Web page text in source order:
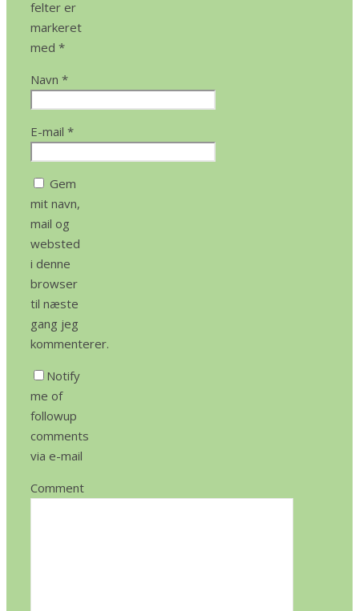
felter er
markeret
med *
Navn *
E-mail *
Gem
mit navn,
mail og
websted
i denne
browser
til næste
gang jeg
kommenterer.
Notify
me of
followup
comments
via e-mail
Comment